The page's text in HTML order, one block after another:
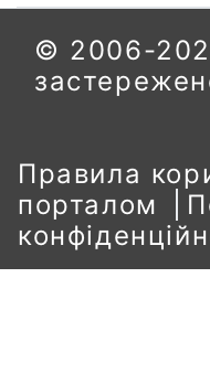
© 2006-
Правила
порталом